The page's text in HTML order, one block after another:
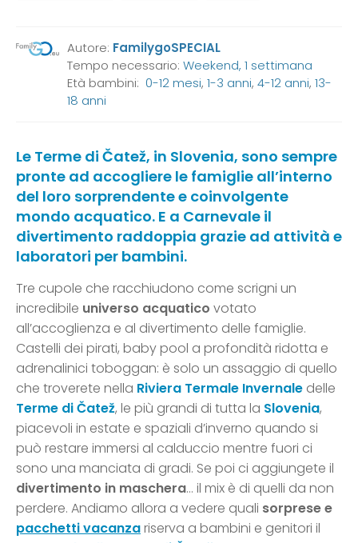
Autore: FamilygoSPECIAL
Tempo necessario:Weekend, 1 settimana
Età bambini:0-12 mesi,1-3 anni,4-12 anni,13-
18 anni
Le Terme di Čatež, in Slovenia, sono sempre
pronte ad accogliere le famiglie all’interno
del loro sorprendente e coinvolgente
mondo acquatico. E a Carnevale il
divertimento raddoppia grazie ad attività e
laboratori per bambini.
Tre cupole che racchiudono come scrigni un
incredibile universo acquatico votato
all’accoglienza e al divertimento delle famiglie.
Castelli dei pirati, baby pool a profondità ridotta e
adrenalinici toboggan: è solo un assaggio di quello
che troverete nella Riviera Termale Invernale delle
Terme di Čatež, le più grandi di tutta la Slovenia,
piacevoli in estate e spaziali d’inverno quando si
può restare immersi al calduccio mentre fuori ci
sono una manciata di gradi. Se poi ci aggiungete il
divertimento in maschera… il mix è di quelli da non
perdere. Andiamo allora a vedere quali sorprese e
pacchetti vacanzariserva a bambini e genitori il